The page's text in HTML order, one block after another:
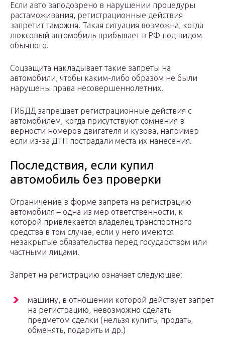
Если авто заподозрено в нарушении процедуры
растаможивания, регистрационные действия
запретит таможня. Такая ситуация возможна, когда
люксовый автомобиль прибывает в РФ под видом
обычного.
Соцзащита накладывает такие запреты на
автомобили, чтобы каким-либо образом не были
нарушены права несовершеннолетних.
ГИБДД запрещает регистрационные действия с
автомобилем, когда присутствуют сомнения в
верности номеров двигателя и кузова, например
если из-за ДТП пострадали места их нанесения.
Последствия, если купил
автомобиль без проверки
Ограничение в форме запрета на регистрацию
автомобиля – одна из мер ответственности, к
которой привлекается владелец транспортного
средства в том случае, если у него имеются
незакрытые обязательства перед государством или
частными лицами.
Запрет на регистрацию означает следующее:
машину, в отношении которой действует запрет
на регистрацию, невозможно сделать
предметом сделки (нельзя купить, продать,
обменять, подарить и др.)